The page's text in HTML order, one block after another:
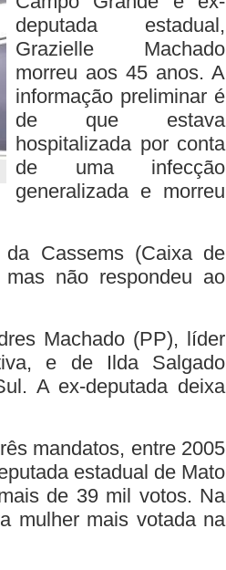
deputada estadual,
Grazielle Machado
morreu aos 45 anos. A
informação preliminar é
de que estava
hospitalizada por conta
de uma infecção
generalizada e morreu
Cassems (Caixa de
não respondeu ao
Machado (PP), líder
e de Ilda Salgado
A ex-deputada deixa
mandatos, entre 2005
estadual de Mato
de 39 mil votos. Na
mulher mais votada na